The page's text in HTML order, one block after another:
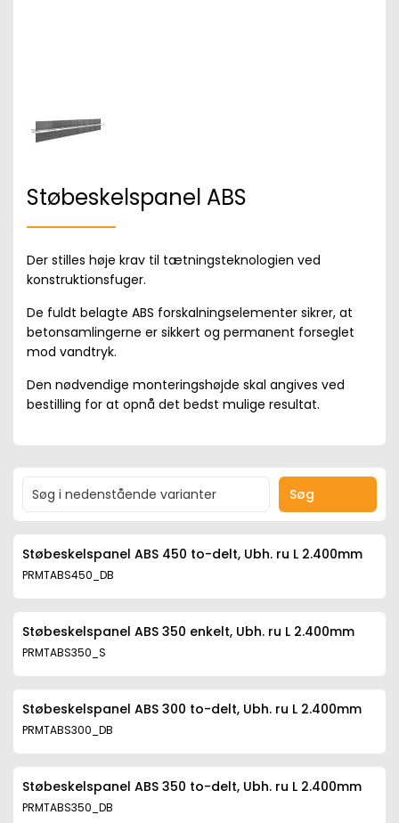
Støbeskelspanel ABS
Der stilles høje krav til tætningsteknologien ved
konstruktionsfuger.
De fuldt belagte ABS forskalningselementer sikrer, at
betonsamlingerne er sikkert og permanent forseglet
mod vandtryk.
Den nødvendige monteringshøjde skal angives ved
bestilling for at opnå det bedst mulige resultat.
Søg
Støbeskelspanel ABS 450 to-delt, Ubh. ru L 2.400mm
PRMTABS450_DB
Støbeskelspanel ABS 350 enkelt, Ubh. ru L 2.400mm
PRMTABS350_S
Støbeskelspanel ABS 300 to-delt, Ubh. ru L 2.400mm
PRMTABS300_DB
Støbeskelspanel ABS 350 to-delt, Ubh. ru L 2.400mm
PRMTABS350_DB